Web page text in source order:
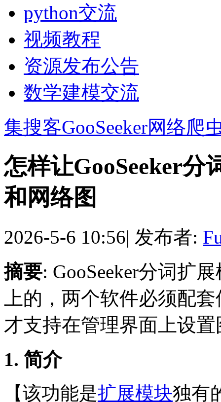
python交流
视频教程
资源发布公告
数学建模交流
集搜客GooSeeker网络爬
怎样让GooSeeker分
和网络图
2026-5-6 10:56| 发布者:
摘要: GooSeeker分词扩
上的，两个软件必须配
才支持在管理界面上设
1. 简介
【该功能是扩展模块独有